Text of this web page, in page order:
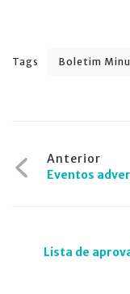
Tags Boletim
de
Anterior
Eventos
Lista de